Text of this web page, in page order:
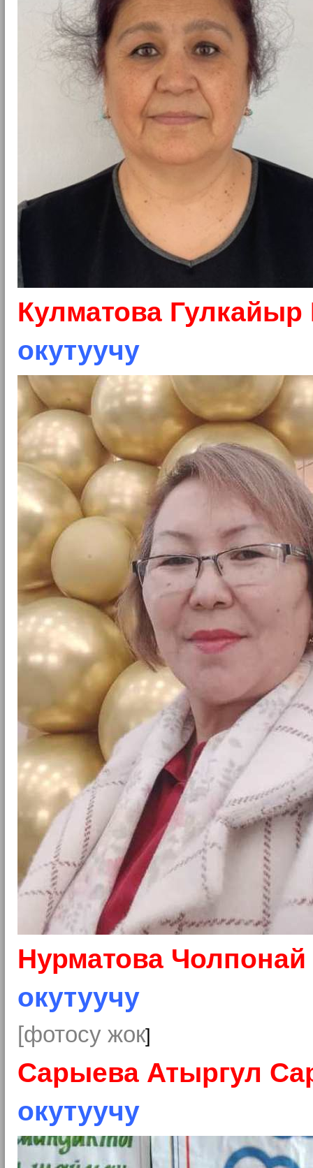
Кулматова
окутуучу
Нурматова
окутуучу
[фотосу жок]
Сарыева Атыргул
окутуучу